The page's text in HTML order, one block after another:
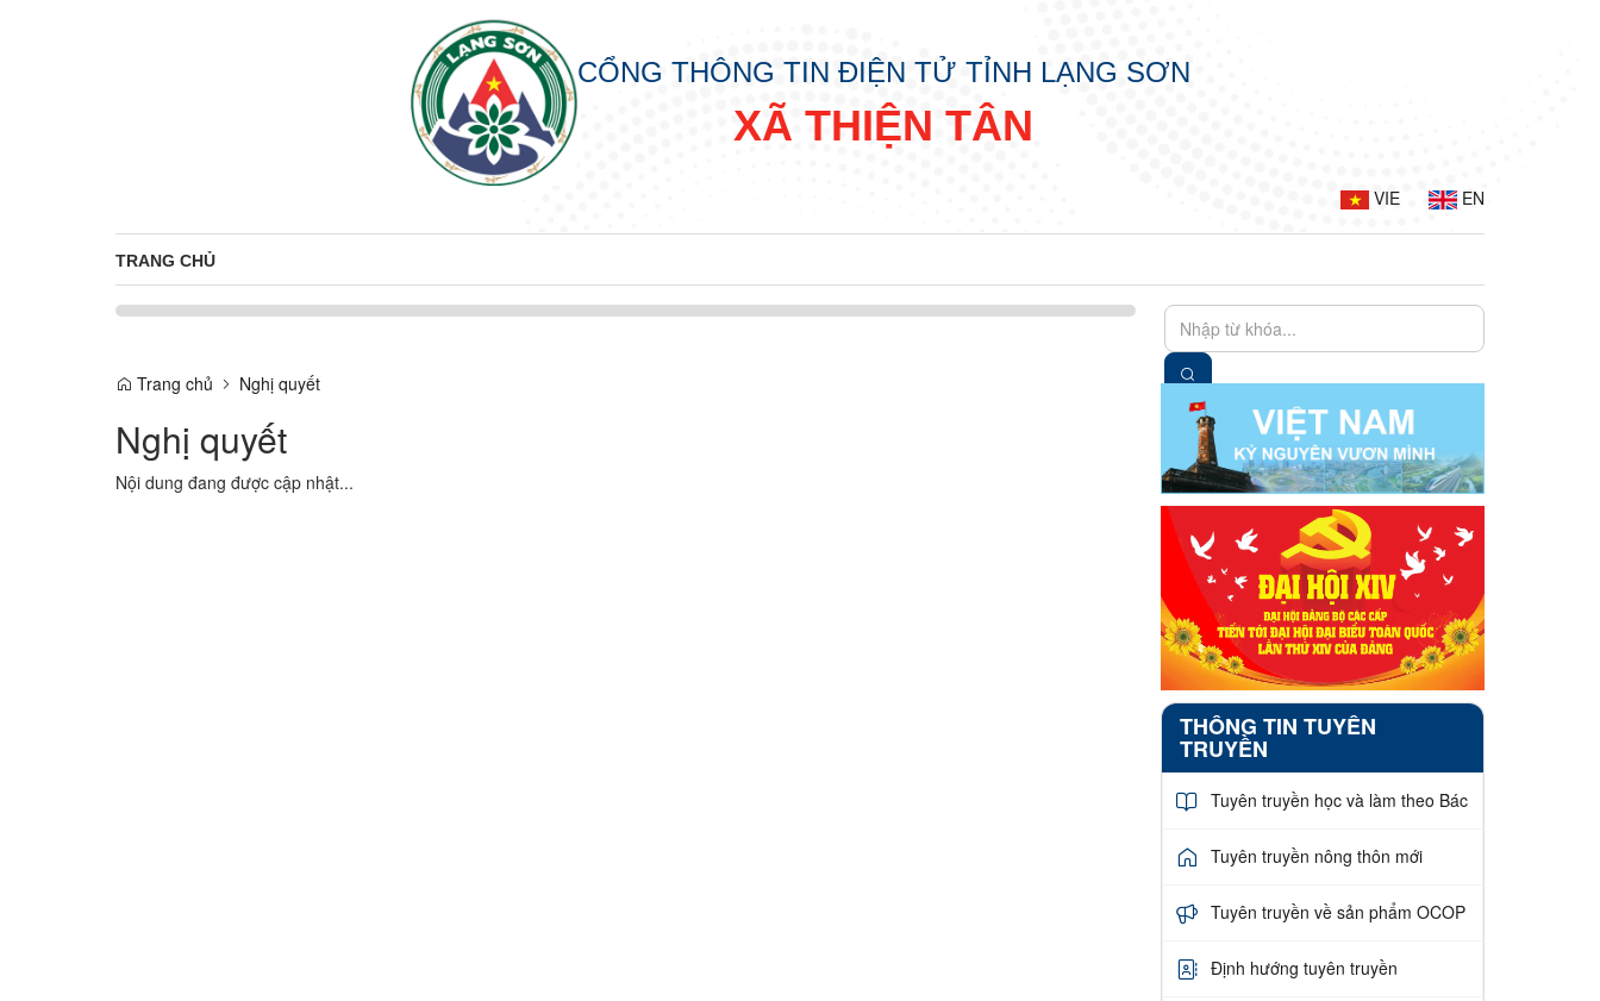
CỔNG THÔNG TIN ĐIỆN TỬ TỈNH LẠNG SƠN
XÃ THIỆN TÂN
VIE EN
TRANG CHỦ
Trang chủ Nghị quyết
Nghị quyết
Nội dung đang được cập nhật...
THÔNG TIN TUYÊN
TRUYỀN
Tuyên truyền học và làm theo Bác
Tuyên truyền nông thôn mới
Tuyên truyền về sản phẩm OCOP
Định hướng tuyên truyền